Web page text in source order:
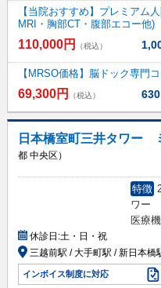
【当院おすすめ】プレミア
MRI・胸部CT・腹部エコー他)
110,000円 （税込）
【MRSO価格】脳ドック専門
69,300円 （税込） 630
日本橋室町三井タワー
都 中央区）
特徴
ワー
医療
休診日:土・日・祝
三越前駅 / 大手町駅 / 新日本橋
インボイス制度に対応